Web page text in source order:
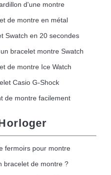
d'une montre
de montre en métal
Swatch en 20 secondes
bracelet montre Swatch
de montre Ice Watch
Casio G-Shock
de montre facilement
fermoirs pour montre
bracelet de montre ?